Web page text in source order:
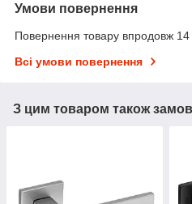
Умови повернення
Повернення товару впродовж 14
Всі умови повернення
З цим товаром також